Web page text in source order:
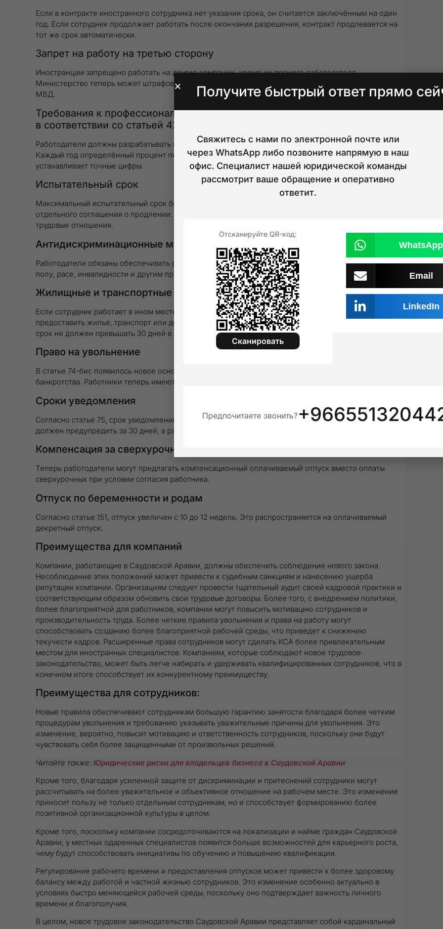
Если в контракте иностранного сотрудника нет указания срока, он считается заключённым на один
год. Если сотрудник продолжает работать после окончания разрешения, контракт продлевается на
тот же срок автоматически.
Запрет на работу на третью сторону
Иностранцам запрещено работать на другие компании, кроме их прямого работодателя.
Министерство теперь может штрафовать за такие нарушения и обязано следовать рекомендациям
МВД.
Требования к профессиональной подготовке граждан Саудовской Аравии
в соответствии со статьей 42
Работодатели должны разрабатывать внутреннюю политику по обучению саудовских сотрудников.
Каждый год определённый процент персонала должен проходить обучение. Министр труда
устанавливает точные цифры.
Испытательный срок
Максимальный испытательный срок был увеличен до 180 дней без необходимости заключения
отдельного соглашения о продлении. В течение этого периода обе стороны могут расторгнуть
трудовые отношения.
Антидискриминационные меры в статье 61 после внесения изменений
Работодатели обязаны обеспечивать равные условия найма. Закон запрещает дискриминацию по
полу, расе, инвалидности и другим признакам.
Жилищные и транспортные пособия в статье № 58
Если сотрудник работает в ином месте, отличном от согласованного, работодатель должен
предоставить жилье, транспорт или денежную компенсацию. Согласие сотрудника не требуется, но
срок не должен превышать 30 дней в год.
Право на увольнение
В статье 74-бис появилось новое основание — увольнение по личной инициативе и в случае
банкротства. Работники теперь имеют больше прав на прекращение трудовых отношений.
Сроки уведомления
Согласно статье 75, срок уведомления при бессрочных контрактах теперь различается. Работник
должен предупредить за 30 дней, а работодатель — за 60.
Компенсация за сверхурочную работу
Теперь работодатели могут предлагать компенсационный оплачиваемый отпуск вместо оплаты
сверхурочных при условии согласия работника.
Отпуск по беременности и родам
Согласно статье 151, отпуск увеличен с 10 до 12 недель. Это распространяется на оплачиваемый
декретный отпуск.
Преимущества для компаний
Компании, работающие в Саудовской Аравии, должны обеспечить соблюдение нового закона.
Несоблюдение этих положений может привести к судебным санкциям и нанесению ущерба
репутации компании. Организациям следует провести тщательный аудит своей кадровой практики и
соответствующим образом обновить свои трудовые договоры. Более того, с внедрением политики,
более благоприятной для работников, компании могут повысить мотивацию сотрудников и
производительность труда. Более четкие правила увольнения и права на работу могут
способствовать созданию более благоприятной рабочей среды, что приведет к снижению
текучести кадров. Расширенные права сотрудников могут сделать КСА более привлекательным
местом для иностранных специалистов. Компаниям, которые соблюдают новое трудовое
законодательство, может быть легче набирать и удерживать квалифицированных сотрудников, что в
конечном итоге способствует их конкурентному преимуществу.
Преимущества для сотрудников:
Новые правила обеспечивают сотрудникам большую гарантию занятости благодаря более четким
процедурам увольнения и требованию указывать уважительные причины для увольнения. Это
изменение, вероятно, повысит мотивацию и ответственность сотрудников, поскольку они будут
чувствовать себя более защищенными от произвольных решений.
Читайте также: Юридические риски для владельцев бизнеса в Саудовской Аравии
Кроме того, благодаря усиленной защите от дискриминации и притеснений сотрудники могут
рассчитывать на более уважительное и объективное отношение на рабочем месте. Это изменение
приносит пользу не только отдельным сотрудникам, но и способствует формированию более
позитивной организационной культуры в целом.
Кроме того, поскольку компании сосредоточиваются на локализации и найме граждан Саудовской
Аравии, у местных одаренных специалистов появится больше возможностей для карьерного роста,
чему будут способствовать инициативы по обучению и повышению квалификации.
Регулирование рабочего времени и предоставления отпусков может привести к более здоровому
балансу между работой и частной жизнью сотрудников. Это изменение особенно актуально в
условиях быстро меняющейся рабочей среды, поскольку оно подтверждает важность личного
времени и благополучия.
В целом, новое трудовое законодательство Саудовской Аравии представляет собой кардинальный
Получите быстрый ответ прямо
Свяжитесь с нами по электронной почте или
через WhatsApp либо позвоните напрямую в наш
офис. Специалист нашей юридической команды
рассмотрит ваше обращение и оперативно
ответит.
Отсканируйте QR-код:
Сканировать
WhatsApp
Email
LinkedIn
Предпочитаете звонить?